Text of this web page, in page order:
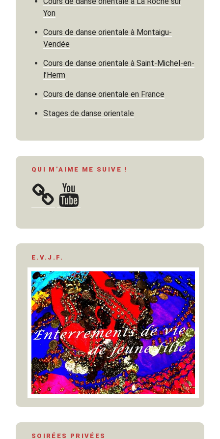
Yon
Cours de danse orientale à Montaigu-
Vendée
Cours de danse orientale à Saint-Michel-en-
l’Herm
Cours de danse orientale en France
Stages de danse orientale
QUI M’AIME ME SUIVE !
YouTube
E.V.J.F.
SOIRÉES PRIVÉES